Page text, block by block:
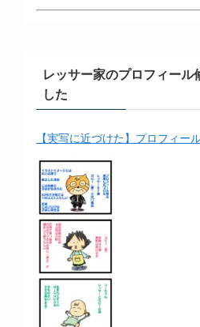
レッサー家のプロフィール
した
【実写に近づけた】プロフィー